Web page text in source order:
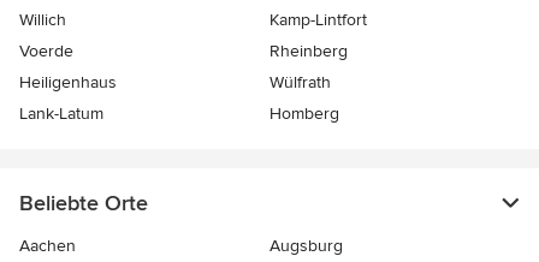
Willich
Kamp-Lintfort
Voerde
Rheinberg
Heiligenhaus
Wülfrath
Lank-Latum
Homberg
Beliebte Orte
Aachen Augsburg